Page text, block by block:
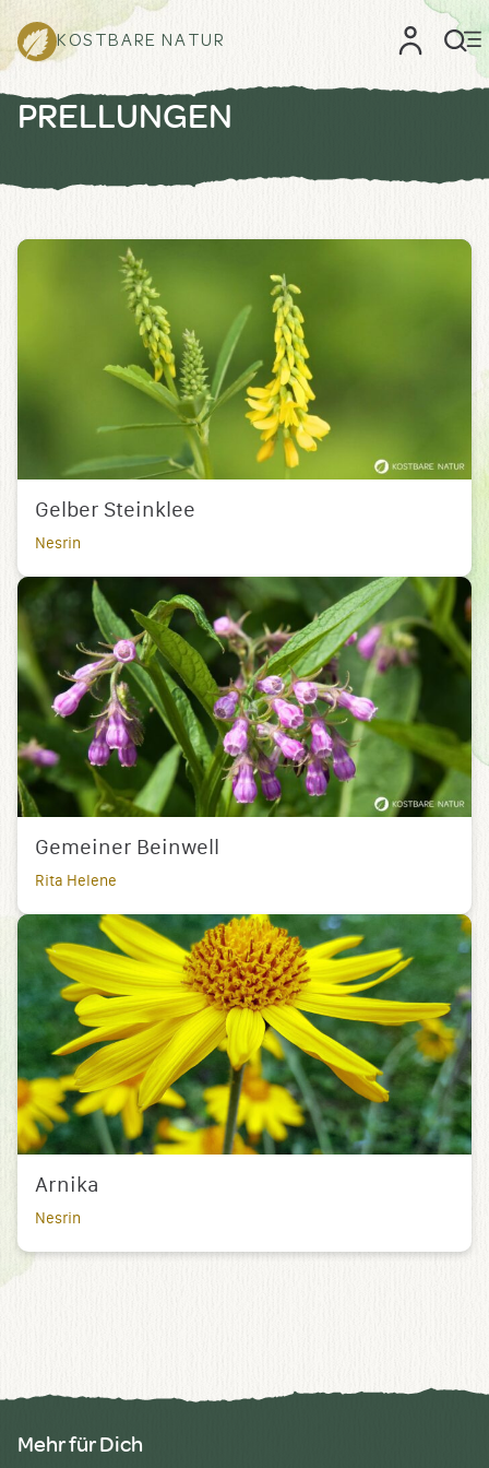
KOSTBARE NATUR
PRELLUNGEN
Gelber Steinklee
Nesrin
Gemeiner Beinwell
Rita Helene
Arnika
Nesrin
Mehr für Dich